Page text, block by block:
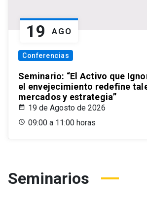
19 AGO
Conferencias
Seminario: “El Activo que
el envejecimiento redefine
mercados y estrategia”
19 de Agosto de 2026
09:00 a 11:00 horas
Seminarios